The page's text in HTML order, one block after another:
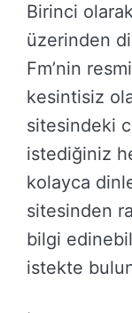
Birinci
üzerinden
Fm’nin
kesintisiz
sitesindeki
istediğiniz
kolayca
sitesinden
bilgi
istekte